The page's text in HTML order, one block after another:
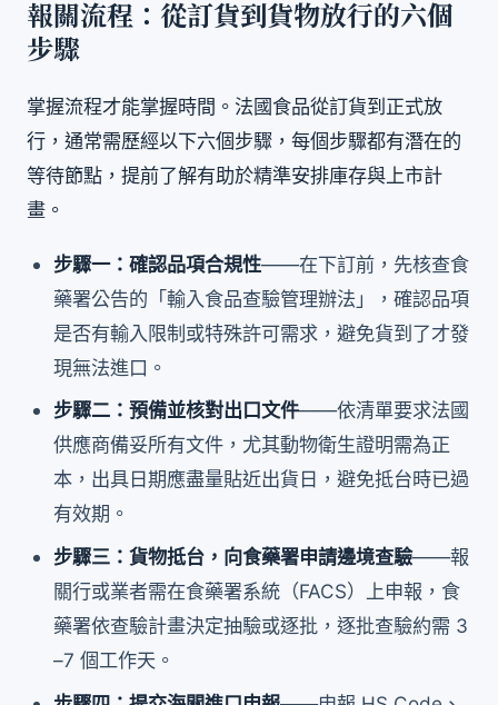
報關流程：從訂貨到貨物放行的六個
步驟
掌握流程才能掌握時間。法國食品從訂貨到正式放
行，通常需歷經以下六個步驟，每個步驟都有潛在的
等待節點，提前了解有助於精準安排庫存與上市計
畫。
步驟一：確認品項合規性——在下訂前，先核查食
藥署公告的「輸入食品查驗管理辦法」，確認品項
是否有輸入限制或特殊許可需求，避免貨到了才發
現無法進口。
步驟二：預備並核對出口文件——依清單要求法國
供應商備妥所有文件，尤其動物衛生證明需為正
本，出具日期應盡量貼近出貨日，避免抵台時已過
有效期。
步驟三：貨物抵台，向食藥署申請邊境查驗——報
關行或業者需在食藥署系統（FACS）上申報，食
藥署依查驗計畫決定抽驗或逐批，逐批查驗約需 3
–7 個工作天。